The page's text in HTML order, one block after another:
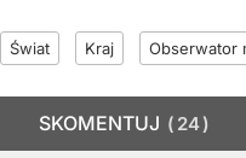
Świat Kraj Obserwator
SKOMENTUJ 24